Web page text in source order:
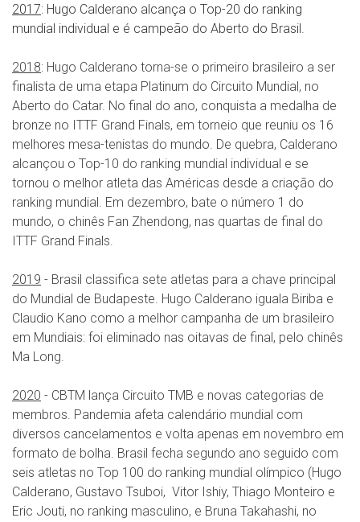
2017: Hugo Calderano alcança o Top-20 do ranking
mundial individual e é campeão do Aberto do Brasil.
2018: Hugo Calderano torna-se o primeiro brasileiro a ser
finalista de uma etapa Platinum do Circuito Mundial, no
Aberto do Catar. No final do ano, conquista a medalha de
bronze no ITTF Grand Finals, em torneio que reuniu os 16
melhores mesa-tenistas do mundo. De quebra, Calderano
alcançou o Top-10 do ranking mundial individual e se
tornou o melhor atleta das Américas desde a criação do
ranking mundial. Em dezembro, bate o número 1 do
mundo, o chinês Fan Zhendong, nas quartas de final do
ITTF Grand Finals.
2019 - Brasil classifica sete atletas para a chave principal
do Mundial de Budapeste. Hugo Calderano iguala Biriba e
Claudio Kano como a melhor campanha de um brasileiro
em Mundiais: foi eliminado nas oitavas de final, pelo chinês
Ma Long.
2020 - CBTM lança Circuito TMB e novas categorias de
membros. Pandemia afeta calendário mundial com
diversos cancelamentos e volta apenas em novembro em
formato de bolha. Brasil fecha segundo ano seguido com
seis atletas no Top 100 do ranking mundial olímpico (Hugo
Calderano, Gustavo Tsuboi, Vitor Ishiy, Thiago Monteiro e
Eric Jouti, no ranking masculino, e Bruna Takahashi, no